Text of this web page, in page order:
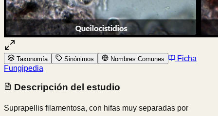
Taxonomía Sinónimos Nombres Comunes
Ficha
Fungipedia
Descripción del estudio
Suprapellis filamentosa, con hifas muy separadas por